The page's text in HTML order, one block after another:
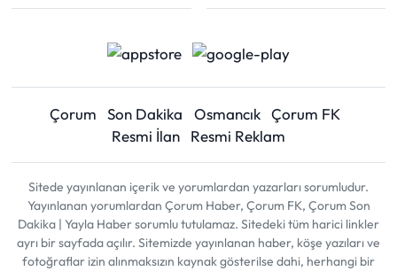
Çorum Son Dakika Osmancık Çorum FK
Resmi İlan
Resmi Reklam
Sitede yayınlanan içerik ve yorumlardan yazarları sorumludur.
Yayınlanan yorumlardan Çorum Haber, Çorum FK, Çorum Son
Dakika | Yayla Haber sorumlu tutulamaz. Sitedeki tüm harici linkler
ayrı bir sayfada açılır. Sitemizde yayınlanan haber, köşe yazıları ve
fotoğraflar izin alınmaksızın kaynak gösterilse dahi, herhangi bir